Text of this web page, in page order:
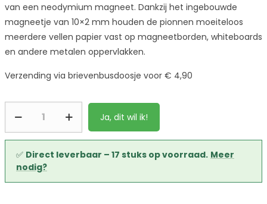
van een neodymium magneet. Dankzij het ingebouwde
magneetje van 10×2 mm houden de pionnen moeiteloos
meerdere vellen papier vast op magneetborden, whiteboards
en andere metalen oppervlakken.
Verzending via brievenbusdoosje voor € 4,90
Ja, dit wil ik!
✅ Direct leverbaar – 17 stuks op voorraad. Meer
nodig?